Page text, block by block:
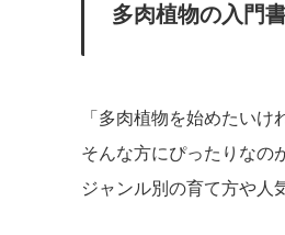
多肉植物の入門
「多肉植物を始めたい
そんな方にぴったりなの
ジャンル別の育て方や人